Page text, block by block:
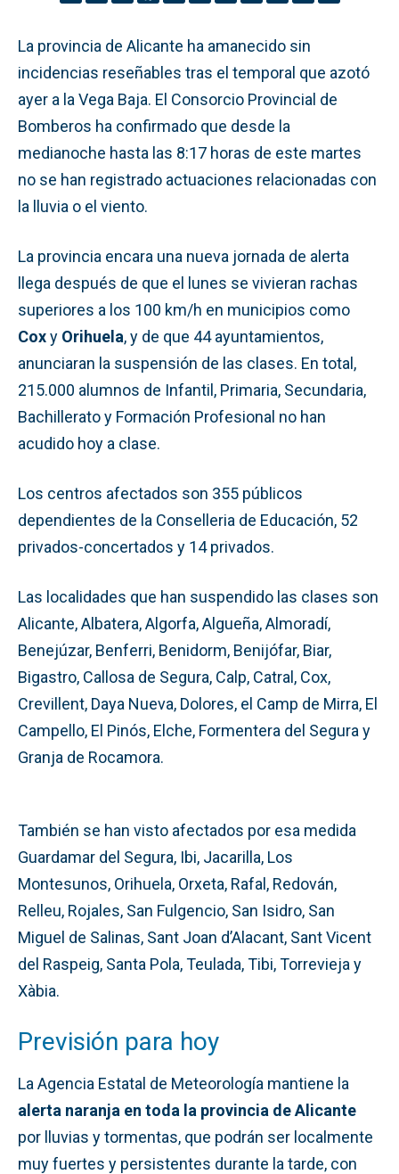
La provincia de Alicante ha amanecido sin
incidencias reseñables tras el temporal que azotó
ayer a la Vega Baja. El Consorcio Provincial de
Bomberos ha confirmado que desde la
medianoche hasta las 8:17 horas de este martes
no se han registrado actuaciones relacionadas con
la lluvia o el viento.
La provincia encara una nueva jornada de alerta
llega después de que el lunes se vivieran rachas
superiores a los 100 km/h en municipios como
Coxy Orihuela, y de que 44 ayuntamientos,
anunciaran la suspensión de las clases. En total,
215.000 alumnos de Infantil, Primaria, Secundaria,
Bachillerato y Formación Profesional no han
acudido hoy a clase.
Los centros afectados son 355 públicos
dependientes de la Conselleria de Educación, 52
privados-concertados y 14 privados.
Las localidades que han suspendido las clases son
Alicante, Albatera, Algorfa, Algueña, Almoradí,
Benejúzar, Benferri, Benidorm, Benijófar, Biar,
Bigastro, Callosa de Segura, Calp, Catral, Cox,
Crevillent, Daya Nueva, Dolores, el Camp de Mirra, El
Campello, El Pinós, Elche, Formentera del Segura y
Granja de Rocamora.
También se han visto afectados por esa medida
Guardamar del Segura, Ibi, Jacarilla, Los
Montesunos, Orihuela, Orxeta, Rafal, Redován,
Relleu, Rojales, San Fulgencio, San Isidro, San
Miguel de Salinas, Sant Joan d’Alacant, Sant Vicent
del Raspeig, Santa Pola, Teulada, Tibi, Torrevieja y
Xàbia.
Previsión para hoy
La Agencia Estatal de Meteorología mantiene la
alerta naranja en toda la provincia de Alicante
por lluvias y tormentas, que podrán ser localmente
muy fuertes y persistentes durante la tarde, con